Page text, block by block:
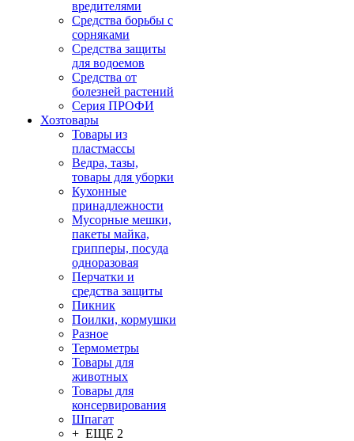
вредителями
Средства борьбы с
сорняками
Средства защиты
для водоемов
Средства от
болезней растений
Серия ПРОФИ
Хозтовары
Товары из
пластмассы
Ведра, тазы,
товары для уборки
Кухонные
принадлежности
Мусорные мешки,
пакеты майка,
грипперы, посуда
одноразовая
Перчатки и
средства защиты
Пикник
Поилки, кормушки
Разное
Термометры
Товары для
животных
Товары для
консервирования
Шпагат
+ ЕЩЕ 2